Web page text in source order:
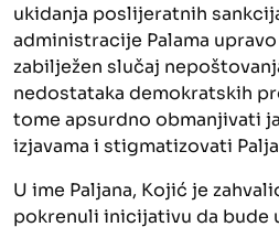
ukidanja poslijeratnih
administracije Palama
zabilježen slučaj
nedostataka demokratskih
tome apsurdno obmanjivati
izjavama i stigmatizovati
U ime Paljana, Kojić je
pokrenuli inicijativu da bude